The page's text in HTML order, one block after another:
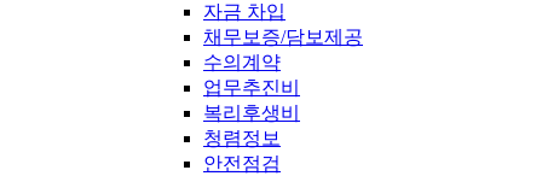
자금 차입
채무보증/담보제공
수의계약
업무추진비
복리후생비
청렴정보
안전점검